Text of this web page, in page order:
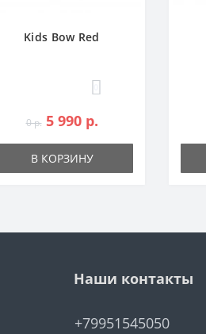
Kids Bow Red
0 р. 5 990 р.
В КОРЗИНУ
Наши контакты
+79951545050